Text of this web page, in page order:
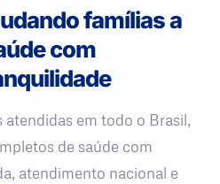
famílias a
com
atendidas em todo o Brasil,
de saúde com
atendimento nacional e